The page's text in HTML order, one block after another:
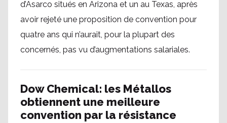
d’Asarco situés en Arizona et un au Texas, après
avoir rejeté une proposition de convention pour
quatre ans qui n’aurait, pour la plupart des
concernés, pas vu d’augmentations salariales.
Dow Chemical: les Métallos
obtiennent une meilleure
convention par la résistance